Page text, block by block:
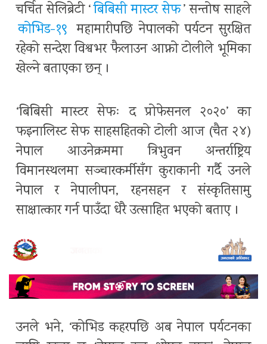
चर्चित सेलिब्रेटी ‘बिबिसी मास्टर सेफ’ सन्तोष साहले
कोभिड-१९ महामारीपछि नेपालको पर्यटन सुरक्षित
रहेको सन्देश विश्वभर फैलाउन आफ्नो टोलीले भूमिका
खेल्ने बताएका छन् ।
‘बिबिसी मास्टर सेफः द प्रोफेसनल २०२०’ का
फइनालिस्ट सेफ साहसहितको टोली आज (चैत २४)
नेपाल आउनेक्रममा त्रिभुवन अन्तर्राष्ट्रिय
विमानस्थलमा सञ्चारकर्मीसँग कुराकानी गर्दै उनले
नेपाल र नेपालीपन, रहनसहन र संस्कृतिसामु
साक्षात्कार गर्न पाउँदा धेरै उत्साहित भएको बताए ।
उनले भने, ‘कोभिड कहरपछि अब नेपाल पर्यटनका